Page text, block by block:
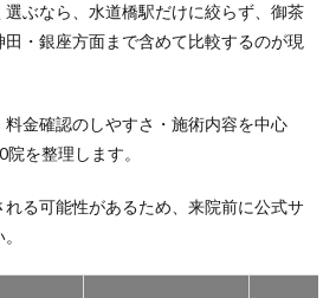
ぶなら、水道橋駅だけに絞らず、御茶
田・銀座方面まで含めて比較するのが現
金確認のしやすさ・施術内容を中心
を整理します。
る可能性があるため、来院前に公式サ